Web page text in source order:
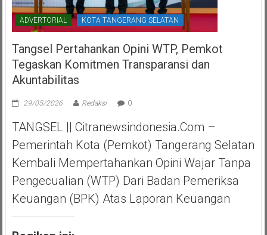
ADVERTORIAL KOTA TANGERANG SELATAN
Tangsel Pertahankan Opini WTP, Pemkot
Tegaskan Komitmen Transparansi dan
Akuntabilitas
29/05/2026 Redaksi 0
TANGSEL || Citranewsindonesia.com –
Pemerintah Kota (Pemkot) Tangerang Selatan
Kembali Mempertahankan Opini Wajar Tanpa
Pengecualian (WTP) Dari Badan Pemeriksa
Keuangan (BPK) Atas Laporan Keuangan